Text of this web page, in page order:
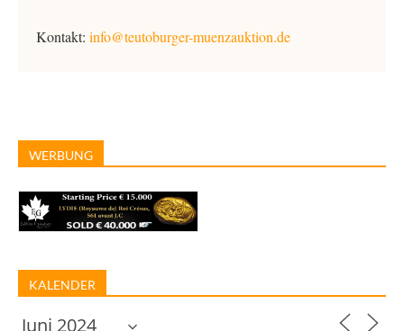
Kontakt: info@teutoburger-muenzauktion.de
WERBUNG
KALENDER